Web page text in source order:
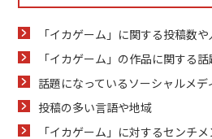
「イカゲーム」に関する投稿数
「イカゲーム」の作品に関する
話題になっているソーシャルメデ
投稿の多い言語や地域
「イカゲーム」に対するセンチ